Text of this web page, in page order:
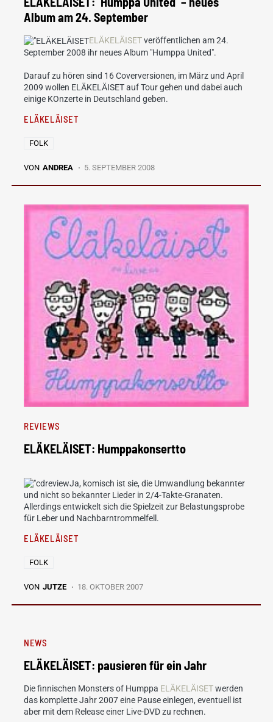
Album am 24. September
ELÄKELÄISETveröffentlichen am 24.
September 2008 ihr neues Album "Humppa United".
Darauf zu hören sind 16 Coverversionen, im März und April
2009 wollen ELÄKELÄISET auf Tour gehen und dabei auch
einige KOnzerte in Deutschland geben.
ELÄKELÄISET
FOLK
VON ANDREA 5. SEPTEMBER 2008
REVIEWS
ELÄKELÄISET: Humppakonsertto
Ja, komisch ist sie, die Umwandlung bekannter
und nicht so bekannter Lieder in 2/4-Takte-Granaten.
Allerdings entwickelt sich die Spielzeit zur Belastungsprobe
für Leber und Nachbarntrommelfell.
ELÄKELÄISET
FOLK
VON JUTZE 18. OKTOBER 2007
NEWS
ELÄKELÄISET: pausieren für ein Jahr
Die finnischen Monsters of Humppa ELÄKELÄISETwerden
das komplette Jahr 2007 eine Pause einlegen, eventuell ist
aber mit dem Release einer Live-DVD zu rechnen.